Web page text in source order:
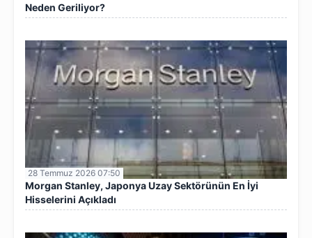
Neden Geriliyor?
28 Temmuz 2026 07:50
Morgan Stanley, Japonya Uzay Sektörünün En İyi
Hisselerini Açıkladı